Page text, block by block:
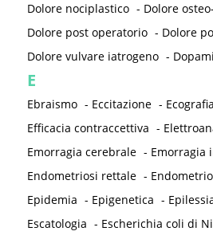
Dolore nociplastico - Dolore
Dolore post operatorio - Dolore
Dolore vulvare iatrogeno -
E
Ebraismo - Eccitazione -
Efficacia contraccettiva -
Emorragia cerebrale - Emorragia
Endometriosi rettale -
Epidemia - Epigenetica -
Escatologia - Escherichia coli di